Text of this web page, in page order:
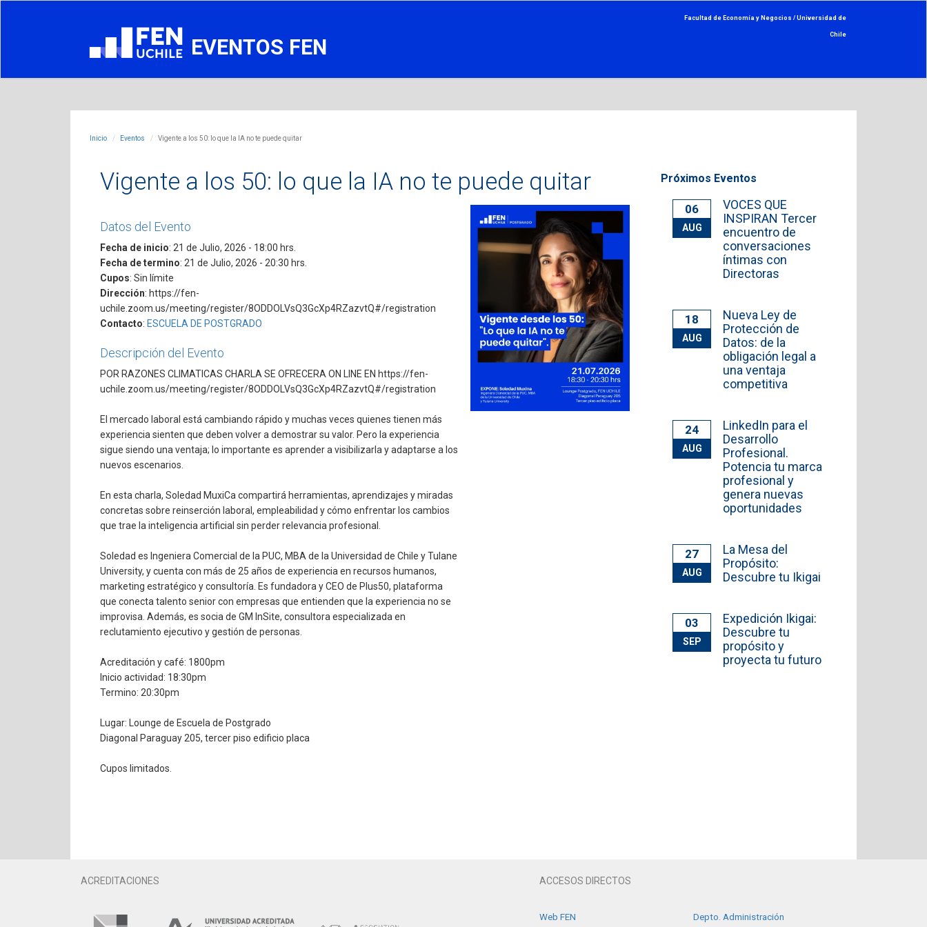
EVENTOS FEN
Facultad de Economía y Negocios / Universidad de
Chile
Inicio Eventos Vigente a los 50: lo que la IA no te puede quitar
Vigente a los 50: lo que la IA no te puede quitar
Datos del Evento
Fecha de inicio: 21 de Julio, 2026 - 18:00 hrs.
Fecha de termino: 21 de Julio, 2026 - 20:30 hrs.
Cupos: Sin límite
Dirección: https://fen-
uchile.zoom.us/meeting/register/8ODDOLVsQ3GcXp4RZazvtQ#/registration
Contacto: ESCUELA DE POSTGRADO
Descripción del Evento
POR RAZONES CLIMATICAS CHARLA SE OFRECERA ON LINE EN https://fen-
uchile.zoom.us/meeting/register/8ODDOLVsQ3GcXp4RZazvtQ#/registration
El mercado laboral está cambiando rápido y muchas veces quienes tienen más
experiencia sienten que deben volver a demostrar su valor. Pero la experiencia
sigue siendo una ventaja; lo importante es aprender a visibilizarla y adaptarse a los
nuevos escenarios.
En esta charla, Soledad MuxiCa compartirá herramientas, aprendizajes y miradas
concretas sobre reinserción laboral, empleabilidad y cómo enfrentar los cambios
que trae la inteligencia artificial sin perder relevancia profesional.
Soledad es Ingeniera Comercial de la PUC, MBA de la Universidad de Chile y Tulane
University, y cuenta con más de 25 años de experiencia en recursos humanos,
marketing estratégico y consultoría. Es fundadora y CEO de Plus50, plataforma
que conecta talento senior con empresas que entienden que la experiencia no se
improvisa. Además, es socia de GM InSite, consultora especializada en
reclutamiento ejecutivo y gestión de personas.
Acreditación y café: 1800pm
Inicio actividad: 18:30pm
Termino: 20:30pm
Lugar: Lounge de Escuela de Postgrado
Diagonal Paraguay 205, tercer piso edificio placa
Cupos limitados.
Próximos Eventos
06
AUG
VOCES QUE
INSPIRAN Tercer
encuentro de
conversaciones
íntimas con
Directoras
18
AUG
Nueva Ley de
Protección de
Datos: de la
obligación legal a
una ventaja
competitiva
24
AUG
LinkedIn para el
Desarrollo
Profesional.
Potencia tu marca
profesional y
genera nuevas
oportunidades
27
AUG
La Mesa del
Propósito:
Descubre tu Ikigai
03
SEP
Expedición Ikigai:
Descubre tu
propósito y
proyecta tu futuro
ACREDITACIONES ACCESOS DIRECTOS
Web FEN Depto. Administración